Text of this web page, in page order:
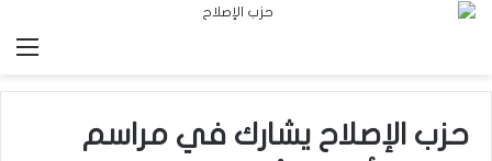
حزب الإصلاح يشارك في مراسم